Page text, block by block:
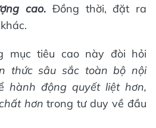
cao. Đồng thời, đặt ra
mục tiêu cao này đòi hỏi
thức sâu sắc toàn bộ nội
hành động quyết liệt hơn,
hơn trong tư duy về đầu